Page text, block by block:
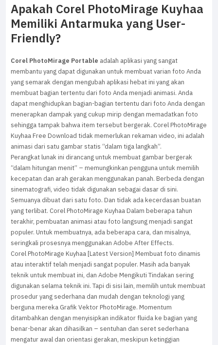
Apakah Corel PhotoMirage Kuyhaa
Memiliki Antarmuka yang User-
Friendly?
Corel PhotoMirage Portable adalah aplikasi yang sangat
membantu yang dapat digunakan untuk membuat varian foto Anda
yang semarak dengan mengubah aplikasi hebat ini yang akan
membuat bagian tertentu dari foto Anda menjadi animasi. Anda
dapat menghidupkan bagian-bagian tertentu dari foto Anda dengan
menerapkan dampak yang cukup mirip dengan memadatkan foto
sehingga tampak bahwa item tersebut bergerak. Corel PhotoMirage
Kuyhaa Free Download tidak memerlukan rekaman video, ini adalah
animasi dari satu gambar statis “dalam tiga langkah”.
Perangkat lunak ini dirancang untuk membuat gambar bergerak
“dalam hitungan menit” – memungkinkan pengguna untuk memilih
kecepatan dan arah gerakan menggunakan panah. Berbeda dengan
sinematografi, video tidak digunakan sebagai dasar di sini.
Semuanya dibuat dari satu foto. Dan tidak ada kecerdasan buatan
yang terlibat. Corel PhotoMirage Kuyhaa Dalam beberapa tahun
terakhir, pembuatan animasi atau foto langsung menjadi sangat
populer. Untuk membuatnya, ada beberapa cara, dan misalnya,
seringkali prosesnya menggunakan Adobe After Effects.
Corel PhotoMirage Kuyhaa [Latest Version] Membuat foto dinamis
atau interaktif telah menjadi sangat populer. Masih ada banyak
teknik untuk membuat ini, dan Adobe Mengikuti Tindakan sering
digunakan selama teknik ini. Tapi di sisi lain, memilih untuk membuat
prosedur yang sederhana dan mudah dengan teknologi yang
berguna mereka Grafik Vektor PhotoMirage. Momentum
ditambahkan dengan menyisipkan indikator fluida ke bagian yang
benar-benar akan dihasilkan – sentuhan dan seret sederhana
mengatur awal dan orientasi gerakan, meskipun ketinggian